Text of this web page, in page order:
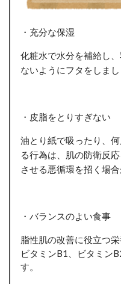
・充分な保湿
化粧水で水分を補給し
ないようにフタをしまし
・皮脂をとりすぎない
油とり紙で吸ったり、
る行為は、肌の防衛反
させる悪循環を招く場合
・バランスのよい食事
脂性肌の改善に役立つ
ビタミンB1、ビタミン
す。